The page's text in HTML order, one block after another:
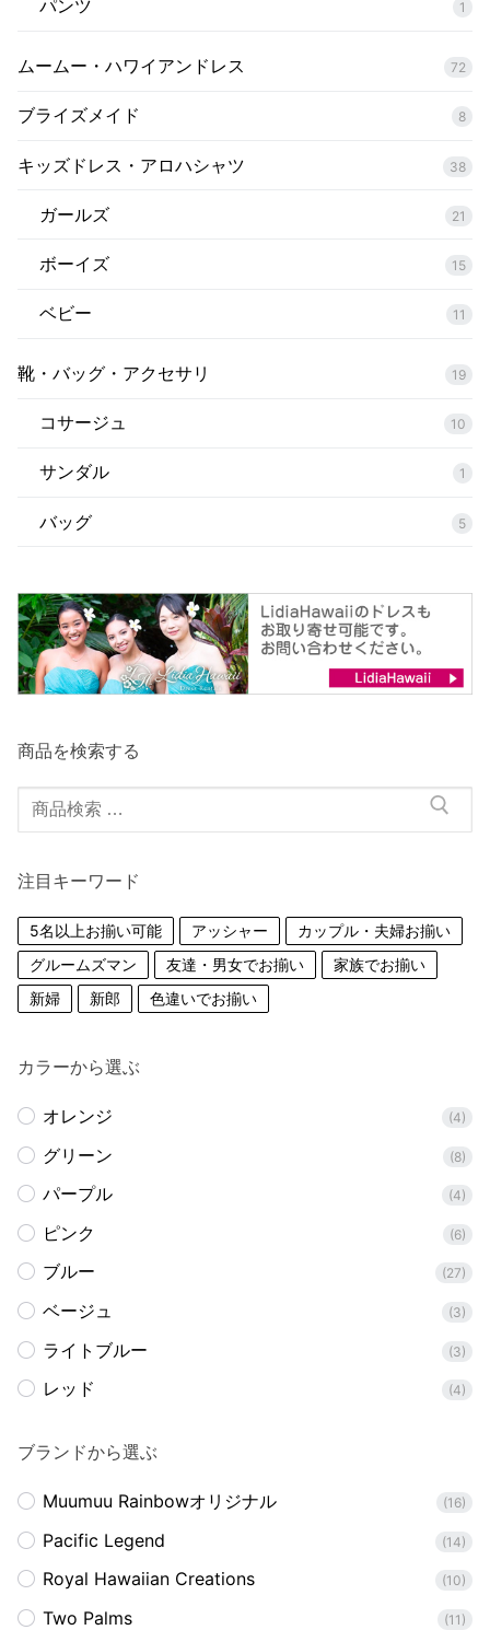
パンツ 1
ムームー・ハワイアンドレス 72
ブライズメイド 8
キッズドレス・アロハシャツ 38
ガールズ 21
ボーイズ 15
ベビー 11
靴・バッグ・アクセサリ 19
コサージュ 10
サンダル 1
バッグ 5
商品を検索する
検
索
象:
注目キーワード
5名以上お揃い可能 アッシャー
カップル・夫婦お揃い
グルームズマン
友達・男女でお揃い
家族でお揃い
新婦
新郎 色違いでお揃い
カラーから選ぶ
オレンジ (4)
グリーン (8)
パープル (4)
ピンク (6)
ブルー (27)
ベージュ (3)
ライトブルー (3)
レッド (4)
ブランドから選ぶ
Muumuu Rainbowオリジナル (16)
Pacific Legend (14)
Royal Hawaiian Creations (10)
Two Palms (11)